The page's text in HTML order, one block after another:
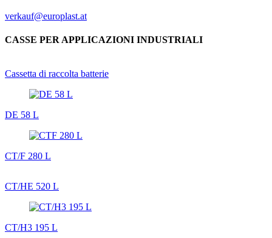
verkauf@europlast.at
CASSE PER APPLICAZIONI INDUSTRIALI
Cassetta di raccolta batterie
DE 58 L
CT/F 280 L
CT/HE 520 L
CT/H3 195 L